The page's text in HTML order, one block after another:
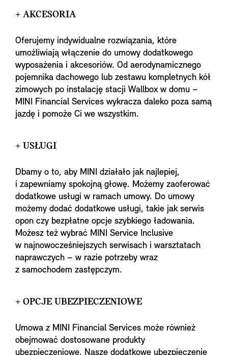
+ AKCESORIA
Oferujemy indywidualne rozwiązania, które
umożliwiają włączenie do umowy dodatkowego
wyposażenia i akcesoriów. Od aerodynamicznego
pojemnika dachowego lub zestawu kompletnych kół
zimowych po instalację stacji Wallbox w domu –
MINI Financial Services wykracza daleko poza samą
jazdę i pomoże Ci we wszystkim.
+ USŁUGI
Dbamy o to, aby MINI działało jak najlepiej,
i zapewniamy spokojną głowę. Możemy zaoferować
dodatkowe usługi w ramach umowy. Do umowy
możemy dodać dodatkowe usługi, takie jak serwis
opon czy bezpłatne opcje szybkiego ładowania.
Możesz też wybrać MINI Service Inclusive
w najnowocześniejszych serwisach i warsztatach
naprawczych – w razie potrzeby wraz
z samochodem zastępczym.
+ OPCJE UBEZPIECZENIOWE
Umowa z MINI Financial Services może również
obejmować dostosowane produkty
ubezpieczeniowe. Nasze dodatkowe ubezpieczenie